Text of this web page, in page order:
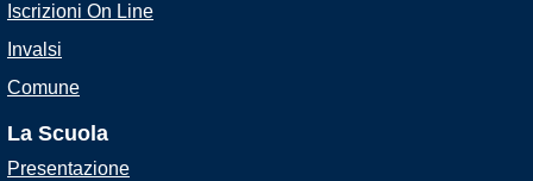
Iscrizioni On Line
Invalsi
Comune
La Scuola
Presentazione